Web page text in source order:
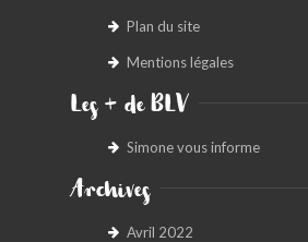
Plan du site
Mentions légales
Les + de BLV
Simone vous informe
Archives
Avril 2022